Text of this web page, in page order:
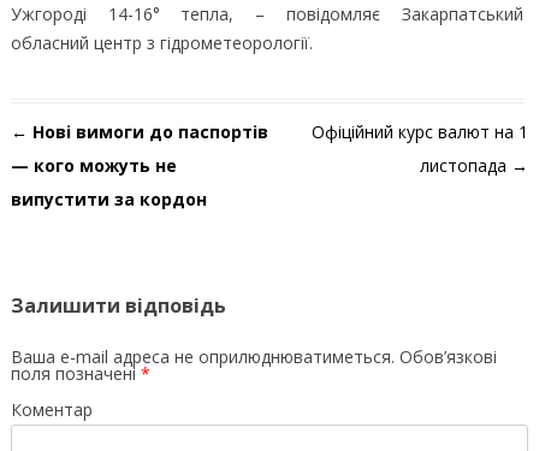
Ужгороді 14-16° тепла, – повідомляє Закарпатський
обласний центр з гідрометеорології.
Навігація по запису
← Нові вимоги до паспортів
— кого можуть не
випустити за кордон
Офіційний курс валют на 1
листопада →
Залишити відповідь
Ваша e-mail адреса не оприлюднюватиметься. Обов’язкові
поля позначені *
Коментар